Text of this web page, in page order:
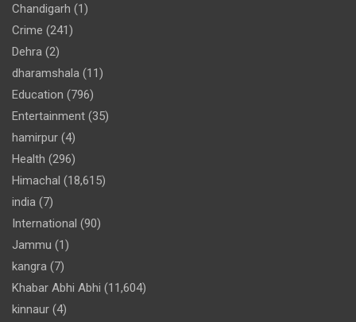
Chandigarh (1)
Crime (241)
Dehra (2)
dharamshala (11)
Education (796)
Entertainment (35)
hamirpur (4)
Health (296)
Himachal (18,615)
india (7)
International (90)
Jammu (1)
kangra (7)
Khabar Abhi Abhi (11,604)
kinnaur (4)